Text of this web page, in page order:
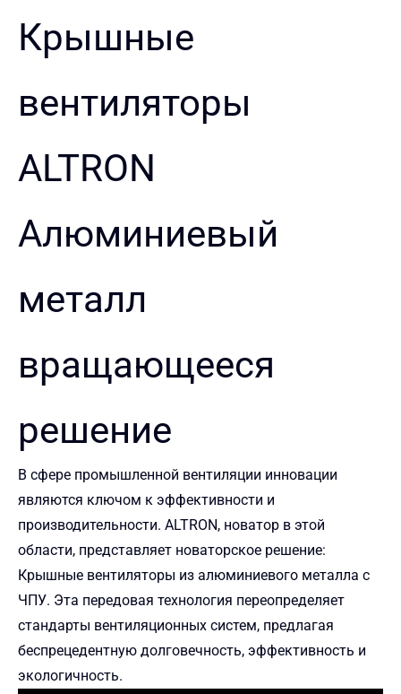
Крышные
вентиляторы
ALTRON
Алюминиевый
металл
вращающееся
решение
В сфере промышленной вентиляции инновации
являются ключом к эффективности и
производительности. ALTRON, новатор в этой
области, представляет новаторское решение:
Крышные вентиляторы из алюминиевого металла с
ЧПУ. Эта передовая технология переопределяет
стандарты вентиляционных систем, предлагая
беспрецедентную долговечность, эффективность и
экологичность.